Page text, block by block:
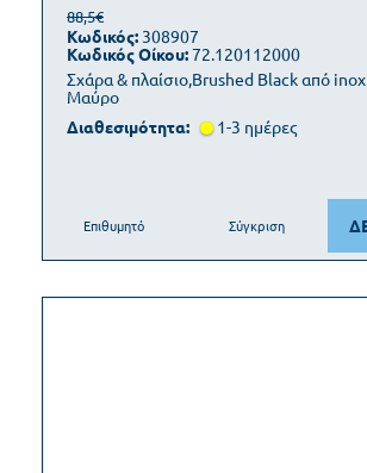
Σχάρα & πλαίσιο,Brushed Black από
Μαύρο
88,5€
Κωδικός: 308907
Κωδικός Οίκου:72.120112000
Διαθεσιμότητα: 1-3 ημέρες
Επιθυμητό Σύγκριση